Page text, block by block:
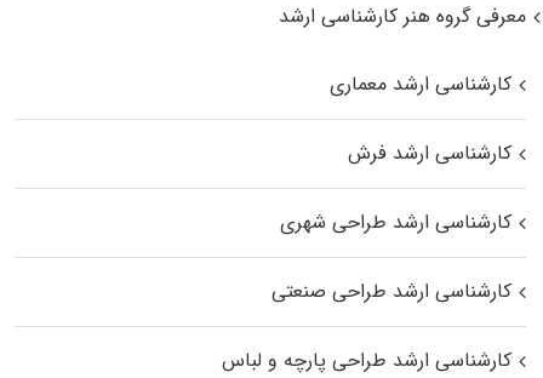
معرفی گروه هنر کارشناسی ارشد
کارشناسی ارشد معماری
کارشناسی ارشد فرش
کارشناسی ارشد طراحی شهری
کارشناسی ارشد طراحی صنعتی
کارشناسی ارشد طراحی پارچه و لباس